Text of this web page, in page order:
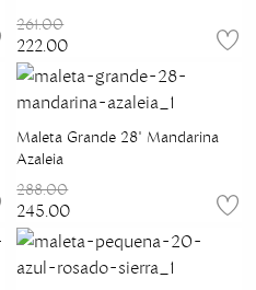
261.00
222.00
Maleta Grande 28" Mandarina
Azaleia
288.00
245.00